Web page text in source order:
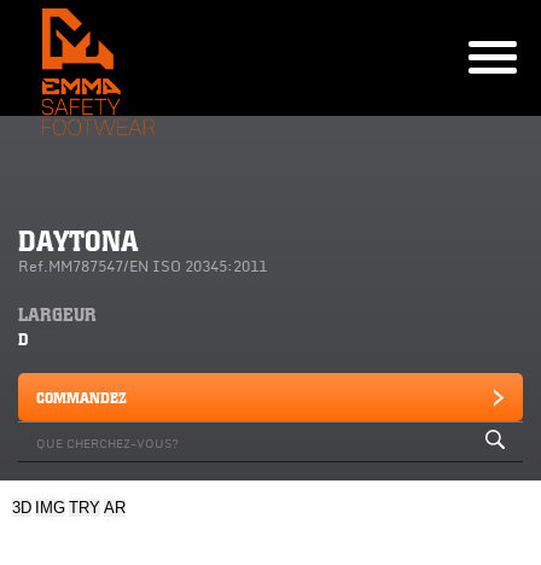
DAYTONA
Ref.MM787547/EN ISO 20345:2011
LARGEUR
D
COMMANDEZ
3D IMG TRY AR